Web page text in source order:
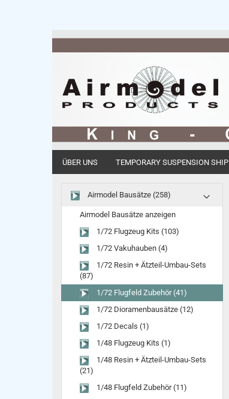
ÜBER UNS TEMPORARY SUSPENSION
Airmodel Bausätze (258)
Airmodel Bausätze anzeigen
1/72 Flugzeug Kits (103)
1/72 Vakuhauben (4)
1/72 Resin + Ätzteil-Umbau-Sets
(87)
1/72 Flugfeld Zubehör (41)
1/72 Dioramenbausätze (12)
1/72 Decals (1)
1/48 Flugzeug Kits (1)
1/48 Resin + Ätzteil-Umbau-Sets
(21)
1/48 Flugfeld Zubehör (11)